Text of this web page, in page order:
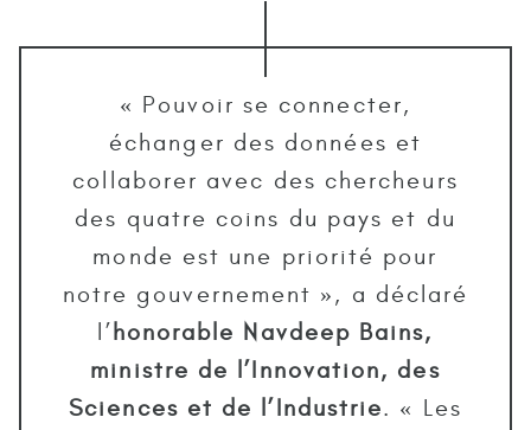
« Pouvoir se connecter,
échanger des données et
collaborer avec des chercheurs
des quatre coins du pays et du
monde est une priorité pour
notre gouvernement », a déclaré
l’ honorable Navdeep Bains,
ministre de l’Innovation, des
Sciences et de l’Industrie. « Les